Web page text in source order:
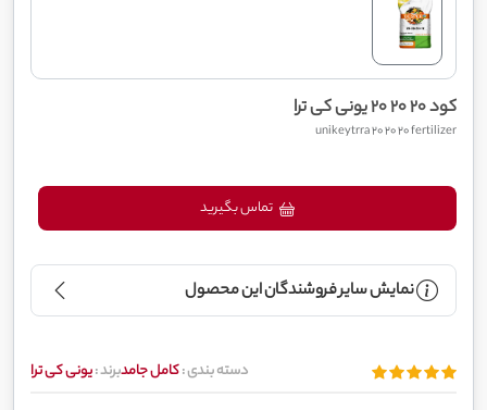
کود 20 20 20 یونی کی ترا
unikeytrra 20 20 20 fertilizer
نمایش سایر فروشندگان این محصول
دسته بندی :کامل جامدبرند :یونی کی ترا